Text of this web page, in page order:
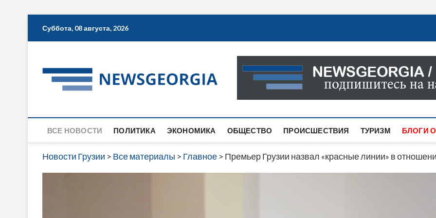
Суббота, 08 августа, 2026
Новости Грузии
САМАЯ АКТУАЛЬНАЯ ИНФОРМАЦИЯ О СОБЫТИЯХ
САЙТЕ ВЫ НАЙДЕТЕ НОВОСТИ ПОЛИТИКИ,
ВСЕ НОВОСТИ ПОЛИТИКА ЭКОНОМИКА ОБЩЕСТВО ПРОИСШЕСТВИЯ ТУРИЗМ БЛОГИ
Новости Грузии > Все материалы > Главное > Премьер Грузии назвал «красные линии» в